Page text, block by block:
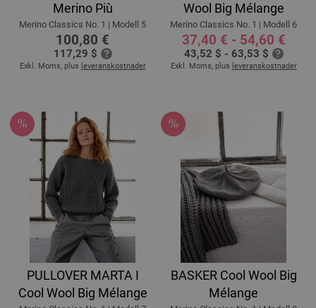
Merino Più
Merino Classics No. 1 | Modell 5
100,80 €
117,29 $
Exkl. Moms, plus leveranskostnader
Wool Big Mélange
Merino Classics No. 1 | Modell 6
37,40 € - 54,60 €
43,52 $ - 63,53 $
Exkl. Moms, plus leveranskostnader
PULLOVER MARTA I
Cool Wool Big Mélange
BASKER Cool Wool Big
Mélange